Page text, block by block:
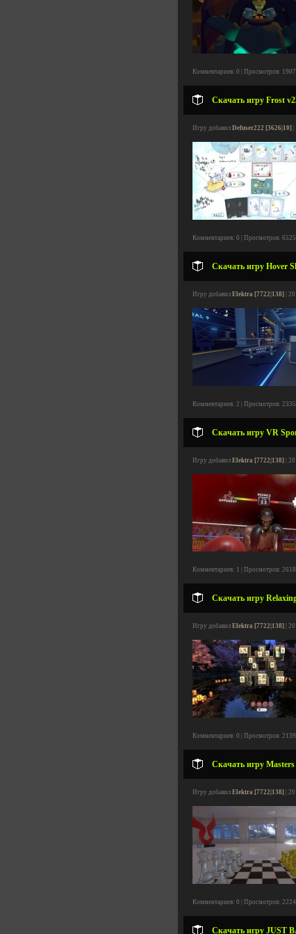
Комментариев: 0 | Просмотров: 1907
Скачать игру Frost
Игру добавил Defuser222 [3626|10]
Комментариев: 0 | Просмотров: 6525
Скачать игру Hover
Игру добавил Elektra [7722|138] |
Комментариев: 2 | Просмотров: 2335
Скачать игру VR
Игру добавил Elektra [7722|138] |
Комментариев: 1 | Просмотров: 2618
Скачать игру
Игру добавил Elektra [7722|138] |
Комментариев: 0 | Просмотров: 2139
Скачать игру
Игру добавил Elektra [7722|138] |
Комментариев: 0 | Просмотров: 2224
Скачать игру JUST